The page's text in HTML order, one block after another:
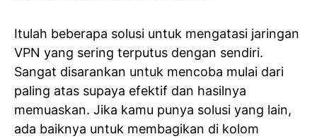
Itulah beberapa solusi untuk mengatasi jaringan
VPN yang sering terputus dengan sendiri.
Sangat disarankan untuk mencoba mulai dari
paling atas supaya efektif dan hasilnya
memuaskan. Jika kamu punya solusi yang lain,
ada baiknya untuk membagikan di kolom